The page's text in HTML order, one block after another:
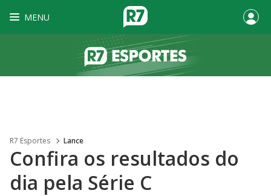
MENU
R7 Esportes Lance
Confira os resultados do
dia pela Série C